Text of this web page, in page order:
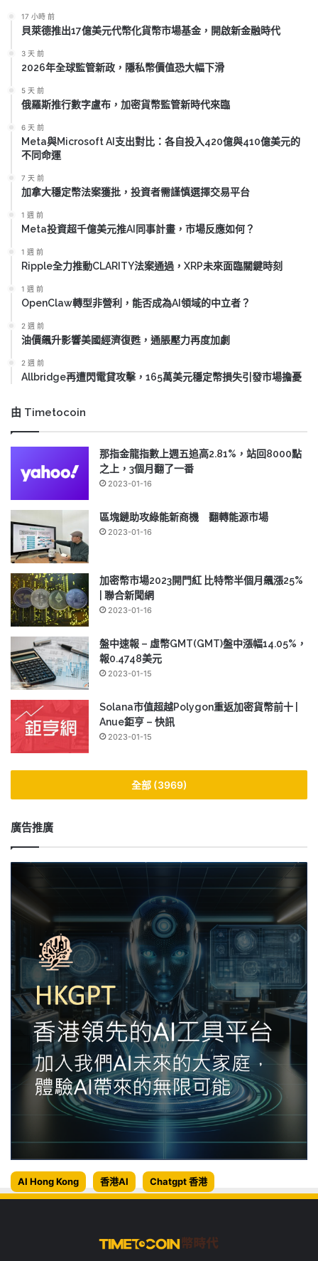
17 小時 前
貝萊德推出17億美元代幣化貨幣市場基金，開啟新金融時代
3 天 前
2026年全球監管新政，隱私幣價值恐大幅下滑
5 天 前
俄羅斯推行數字盧布，加密貨幣監管新時代來臨
6 天 前
Meta與Microsoft AI支出對比：各自投入420億與410億美元的
不同命運
7 天 前
加拿大穩定幣法案獲批，投資者需謹慎選擇交易平台
1 週 前
Meta投資超千億美元推AI同事計畫，市場反應如何？
1 週 前
Ripple全力推動CLARITY法案通過，XRP未來面臨關鍵時刻
1 週 前
OpenClaw轉型非營利，能否成為AI領域的中立者？
2 週 前
油價飆升影響美國經濟復甦，通脹壓力再度加劇
2 週 前
Allbridge再遭閃電貸攻擊，165萬美元穩定幣損失引發市場擔憂
由 Timetocoin
那指金龍指數上週五追高2.81%，站回8000點
之上，3個月翻了一番
2023-01-16
區塊鏈助攻綠能新商機 翻轉能源市場
2023-01-16
加密幣市場2023開門紅 比特幣半個月飆漲25%
| 聯合新聞網
2023-01-16
盤中速報 – 虛幣GMT(GMT)盤中漲幅14.05%，
報0.4748美元
2023-01-15
Solana市值超越Polygon重返加密貨幣前十 |
Anue鉅亨 – 快訊
2023-01-15
全部 (3969)
廣告推廣
AI Hong Kong 香港AI Chatgpt 香港